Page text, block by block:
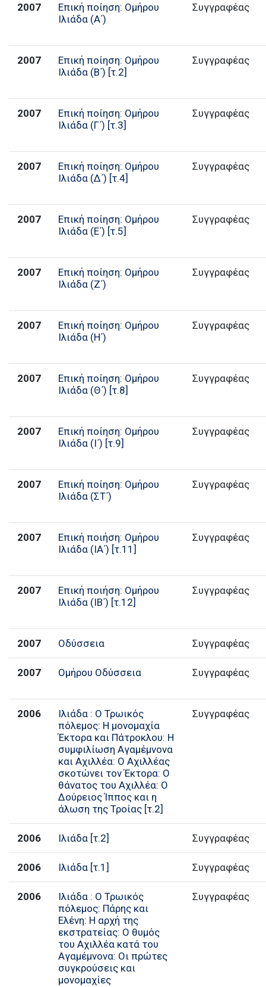
2007
Επική ποίηση: Ομήρου
Ιλιάδα (Α΄)
Συγγραφέας
2007
Επική ποίηση: Ομήρου
Ιλιάδα (Β΄) [τ.2]
Συγγραφέας
2007
Επική ποίηση: Ομήρου
Ιλιάδα (Γ΄) [τ.3]
Συγγραφέας
2007
Επική ποίηση: Ομήρου
Ιλιάδα (Δ΄) [τ.4]
Συγγραφέας
2007
Επική ποίηση: Ομήρου
Ιλιάδα (Ε΄) [τ.5]
Συγγραφέας
2007
Επική ποίηση: Ομήρου
Ιλιάδα (Ζ΄)
Συγγραφέας
2007
Επική ποίηση: Ομήρου
Ιλιάδα (Η΄)
Συγγραφέας
2007
Επική ποίηση: Ομήρου
Ιλιάδα (Θ΄) [τ.8]
Συγγραφέας
2007
Επική ποίηση: Ομήρου
Ιλιάδα (Ι΄) [τ.9]
Συγγραφέας
2007
Επική ποίηση: Ομήρου
Ιλιάδα (ΣΤ΄)
Συγγραφέας
2007
Επική ποιήση: Ομήρου
Ιλιάδα (ΙΑ΄) [τ.11]
Συγγραφέας
2007
Επική ποιήση: Ομήρου
Ιλιάδα (ΙΒ΄) [τ.12]
Συγγραφέας
2007 Οδύσσεια Συγγραφέας
2007 Ομήρου Οδύσσεια Συγγραφέας
2006
Ιλιάδα : Ο Τρωικός
πόλεμος: Η μονομαχία
Έκτορα και Πάτροκλου: Η
συμφιλίωση Αγαμέμνονα
και Αχιλλέα: Ο Αχιλλέας
σκοτώνει τον Έκτορα: Ο
θάνατος του Αχιλλέα: Ο
Δούρειος Ίππος και η
άλωση της Τροίας [τ.2]
Συγγραφέας
2006 Ιλιάδα [τ.2] Συγγραφέας
2006 Ιλιάδα [τ.1] Συγγραφέας
2006
Ιλιάδα : Ο Τρωικός
πόλεμος: Πάρης και
Ελένη: Η αρχή της
εκστρατείας: Ο θυμός
του Αχιλλέα κατά του
Αγαμέμνονα: Οι πρώτες
συγκρούσεις και
μονομαχίες
Συγγραφέας